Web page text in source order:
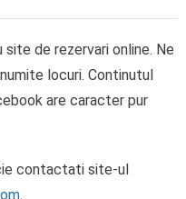
de rezervari online. Ne
locuri. Continutul
are caracter pur
contactati site-ul
.